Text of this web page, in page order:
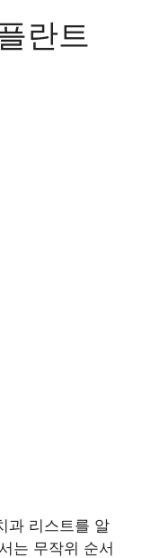
란트
과 리스트를 알
는 무작위 순서